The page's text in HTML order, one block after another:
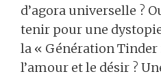
d’agora universelle ?
tenir pour une
la « Génération
l’amour et le désir ?